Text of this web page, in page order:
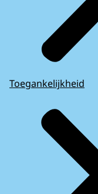
Toegankelijkheid